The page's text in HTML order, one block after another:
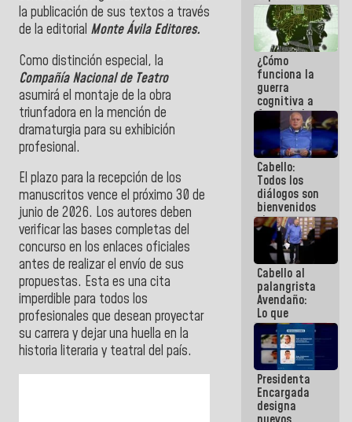
la publicación de sus textos a través
de la editorial Monte Ávila Editores.
Como distinción especial, la
Compañía Nacional de Teatro
asumirá el montaje de la obra
triunfadora en la mención de
dramaturgia para su exhibición
profesional.
El plazo para la recepción de los
manuscritos vence el próximo 30 de
junio de 2026. Los autores deben
verificar las bases completas del
concurso en los enlaces oficiales
antes de realizar el envío de sus
propuestas. Esta es una cita
imperdible para todos los
profesionales que desean proyectar
su carrera y dejar una huella en la
historia literaria y teatral del país.
para
adaptarse
al plan de
ahorro
energético
¿Cómo
funciona la
guerra
cognitiva a
favor de la
narrativa
hegemónica?
(1)
Cabello:
Todos los
diálogos son
bienvenidos
siempre que
estén en el
marco de la
Constitución
de la
República
Cabello al
palangrista
Avendaño:
Lo que
vayas a
escribir
hazlo hoy
por que no
sabemos si
la semana
que viene
Presidenta
Encargada
designa